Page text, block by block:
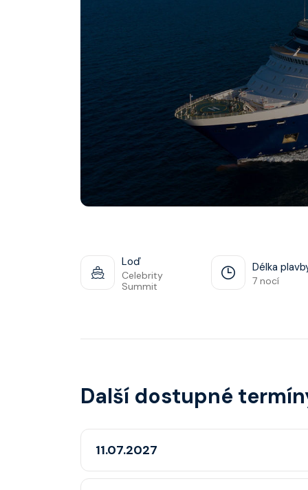
Loď
Celebrity
Summit
Délka
7 nocí
Další dostupné
11.07.2027